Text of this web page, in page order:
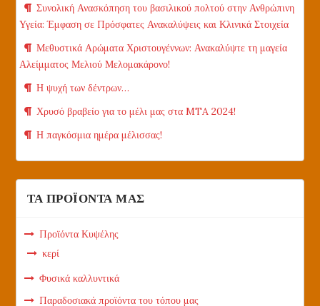
Συνολική Ανασκόπηση του βασιλικού πολτού στην Ανθρώπινη
Υγεία: Έμφαση σε Πρόσφατες Ανακαλύψεις και Κλινικά Στοιχεία
Μεθυστικά Αρώματα Χριστουγέννων: Ανακαλύψτε τη μαγεία
Αλείμματος Μελιού Μελομακάρονο!
Η ψυχή των δέντρων…
Χρυσό βραβείο για το μέλι μας στα MTA 2024!
Η παγκόσμια ημέρα μέλισσας!
ΤΑ ΠΡΟΪΟΝΤΑ ΜΑΣ
Προϊόντα Κυψέλης
κερί
Φυσικά καλλυντικά
Παραδοσιακά προϊόντα του τόπου μας